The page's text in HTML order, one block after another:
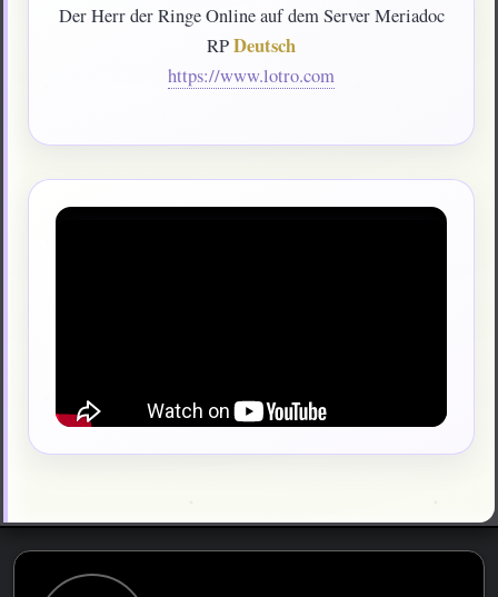
Der Herr der Ringe Online auf dem Server Meriadoc
RPDeutsch
https://www.lotro.com